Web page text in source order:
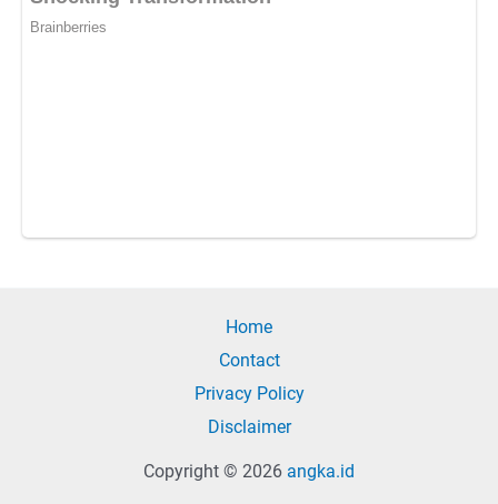
Home
Contact
Privacy Policy
Disclaimer
Copyright © 2026 angka.id